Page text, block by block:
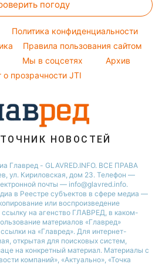
погоду
Политика конфиденциальности
Правила пользования сайтом
Мы в соцсетях
Архив
о прозрачности JTI
НОВОСТЕЙ
Главред - GLAVRED.INFO. ВСЕ ПРАВА
ул. Кириловская, дом 23. Телефон —
почты — info@glavred.info.
в Реестре cубъектов в сфере медиа —
или воспроизведение
на агенство ГЛАВРЕД, в каком-
материалов «Главред»
на «Главред». Для интернет-
открытая для поисковых систем,
на конкретный материал. Материалы с
компаний», «Актуально», «Точка